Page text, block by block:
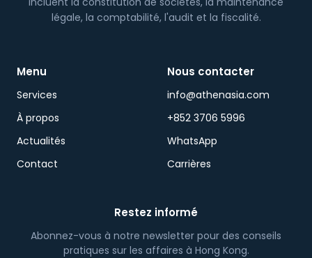
légale, la comptabilité, l'audit et la fiscalité.
Menu
Services
À propos
Actualités
Contact
Nous contacter
info@athenasia.com
+852 3706 5996
WhatsApp
Carrières
Restez informé
Abonnez-vous à notre newsletter pour des conseils
pratiques sur les affaires à Hong Kong.